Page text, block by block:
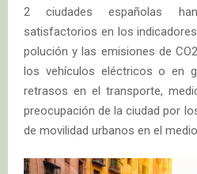
2 ciudades españolas
satisfactorios en los
polución y las emisiones de
los vehículos eléctricos o en
retrasos en el transporte,
preocupación de la ciudad por
de movilidad urbanos en el